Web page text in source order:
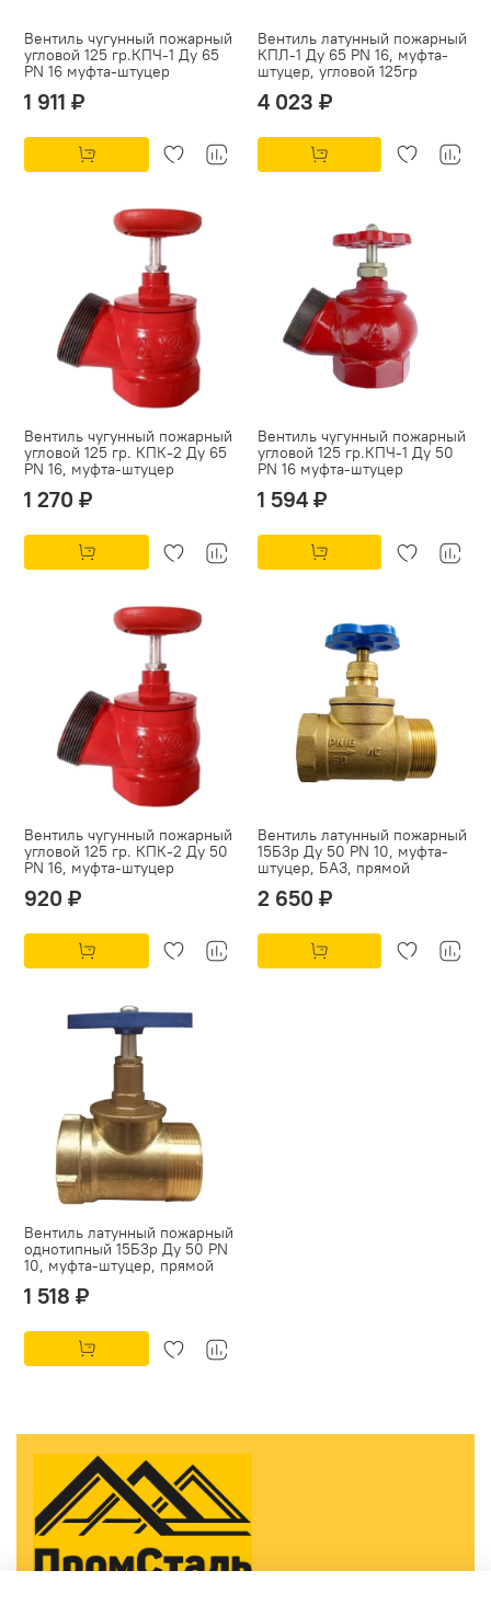
Вентиль чугунный пожарный
угловой 125 гр.КПЧ-1 Ду 65
PN 16 муфта-штуцер
1 911 ₽
Вентиль латунный пожарный
КПЛ-1 Ду 65 PN 16, муфта-
штуцер, угловой 125гр
4 023 ₽
Вентиль чугунный пожарный
угловой 125 гр. КПК-2 Ду 65
PN 16, муфта-штуцер
1 270 ₽
Вентиль чугунный пожарный
угловой 125 гр.КПЧ-1 Ду 50
PN 16 муфта-штуцер
1 594 ₽
Вентиль чугунный пожарный
угловой 125 гр. КПК-2 Ду 50
PN 16, муфта-штуцер
920 ₽
Вентиль латунный пожарный
15Б3р Ду 50 PN 10, муфта-
штуцер, БАЗ, прямой
2 650 ₽
Вентиль латунный пожарный
однотипный 15Б3р Ду 50 PN
10, муфта-штуцер, прямой
1 518 ₽